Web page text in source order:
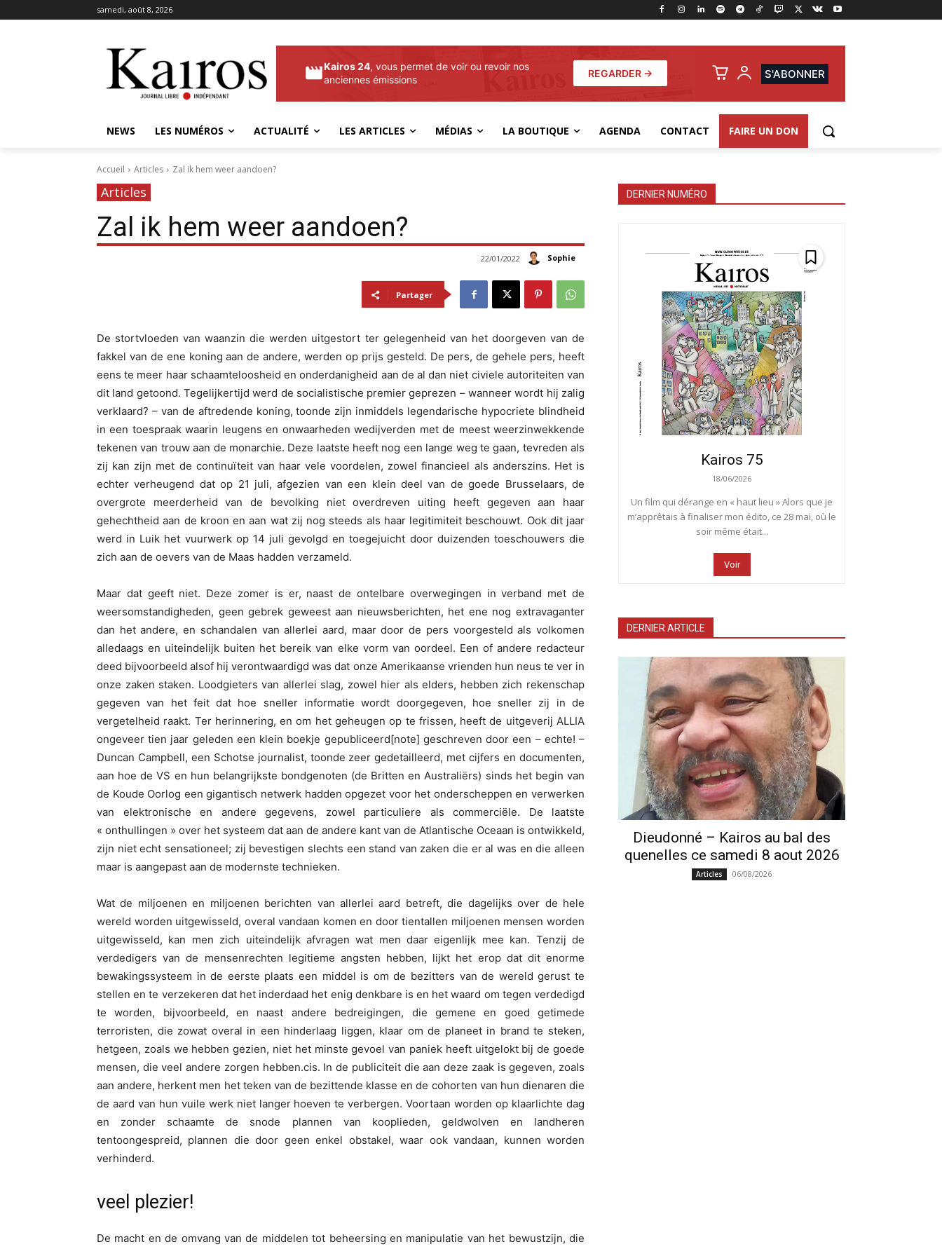
samedi, août 8, 2026
Kairos 24, vous permet de voir ou revoir nos
anciennes émissions
REGARDER → S'ABONNER
NEWS LES NUMÉROS ACTUALITÉ LES ARTICLES MÉDIAS LA BOUTIQUE AGENDA CONTACT FAIRE UN DON
Accueil Articles Zal ik hem weer aandoen?
Articles
Zal ik hem weer aandoen?
Sophie
22/01/2022
Partager
De stortvloeden van waanzin die werden uitgestort ter gelegenheid van het doorgeven van de
fakkel van de ene koning aan de andere, werden op prijs gesteld. De pers, de gehele pers, heeft
eens te meer haar schaamteloosheid en onderdanigheid aan de al dan niet civiele autoriteiten van
dit land getoond. Tegelijkertijd werd de socialistische premier geprezen – wanneer wordt hij zalig
verklaard? – van de aftredende koning, toonde zijn inmiddels legendarische hypocriete blindheid
in een toespraak waarin leugens en onwaarheden wedijverden met de meest weerzinwekkende
tekenen van trouw aan de monarchie. Deze laatste heeft nog een lange weg te gaan, tevreden als
zij kan zijn met de continuïteit van haar vele voordelen, zowel financieel als anderszins. Het is
echter verheugend dat op 21 juli, afgezien van een klein deel van de goede Brusselaars, de
overgrote meerderheid van de bevolking niet overdreven uiting heeft gegeven aan haar
gehechtheid aan de kroon en aan wat zij nog steeds als haar legitimiteit beschouwt. Ook dit jaar
werd in Luik het vuurwerk op 14 juli gevolgd en toegejuicht door duizenden toeschouwers die
zich aan de oevers van de Maas hadden verzameld.
Maar dat geeft niet. Deze zomer is er, naast de ontelbare overwegingen in verband met de
weersomstandigheden, geen gebrek geweest aan nieuwsberichten, het ene nog extravaganter
dan het andere, en schandalen van allerlei aard, maar door de pers voorgesteld als volkomen
alledaags en uiteindelijk buiten het bereik van elke vorm van oordeel. Een of andere redacteur
deed bijvoorbeeld alsof hij verontwaardigd was dat onze Amerikaanse vrienden hun neus te ver in
onze zaken staken. Loodgieters van allerlei slag, zowel hier als elders, hebben zich rekenschap
gegeven van het feit dat hoe sneller informatie wordt doorgegeven, hoe sneller zij in de
vergetelheid raakt. Ter herinnering, en om het geheugen op te frissen, heeft de uitgeverij ALLIA
ongeveer tien jaar geleden een klein boekje gepubliceerd[note] geschreven door een – echte! –
Duncan Campbell, een Schotse journalist, toonde zeer gedetailleerd, met cijfers en documenten,
aan hoe de VS en hun belangrijkste bondgenoten (de Britten en Australiërs) sinds het begin van
de Koude Oorlog een gigantisch netwerk hadden opgezet voor het onderscheppen en verwerken
van elektronische en andere gegevens, zowel particuliere als commerciële. De laatste
« onthullingen » over het systeem dat aan de andere kant van de Atlantische Oceaan is ontwikkeld,
zijn niet echt sensationeel; zij bevestigen slechts een stand van zaken die er al was en die alleen
maar is aangepast aan de modernste technieken.
Wat de miljoenen en miljoenen berichten van allerlei aard betreft, die dagelijks over de hele
wereld worden uitgewisseld, overal vandaan komen en door tientallen miljoenen mensen worden
uitgewisseld, kan men zich uiteindelijk afvragen wat men daar eigenlijk mee kan. Tenzij de
verdedigers van de mensenrechten legitieme angsten hebben, lijkt het erop dat dit enorme
bewakingssysteem in de eerste plaats een middel is om de bezitters van de wereld gerust te
stellen en te verzekeren dat het inderdaad het enig denkbare is en het waard om tegen verdedigd
te worden, bijvoorbeeld, en naast andere bedreigingen, die gemene en goed getimede
terroristen, die zowat overal in een hinderlaag liggen, klaar om de planeet in brand te steken,
hetgeen, zoals we hebben gezien, niet het minste gevoel van paniek heeft uitgelokt bij de goede
mensen, die veel andere zorgen hebben.cis. In de publiciteit die aan deze zaak is gegeven, zoals
aan andere, herkent men het teken van de bezittende klasse en de cohorten van hun dienaren die
de aard van hun vuile werk niet langer hoeven te verbergen. Voortaan worden op klaarlichte dag
en zonder schaamte de snode plannen van kooplieden, geldwolven en landheren
tentoongespreid, plannen die door geen enkel obstakel, waar ook vandaan, kunnen worden
verhinderd.
veel plezier!
De macht en de omvang van de middelen tot beheersing en manipulatie van het bewustzijn, die
DERNIER NUMÉRO
Kairos 75
18/06/2026
Un film qui dérange en « haut lieu » Alors que je
m’apprêtais à finaliser mon édito, ce 28 mai, où le
soir même était...
Voir
DERNIER ARTICLE
Dieudonné – Kairos au bal des
quenelles ce samedi 8 aout 2026
Articles 06/08/2026